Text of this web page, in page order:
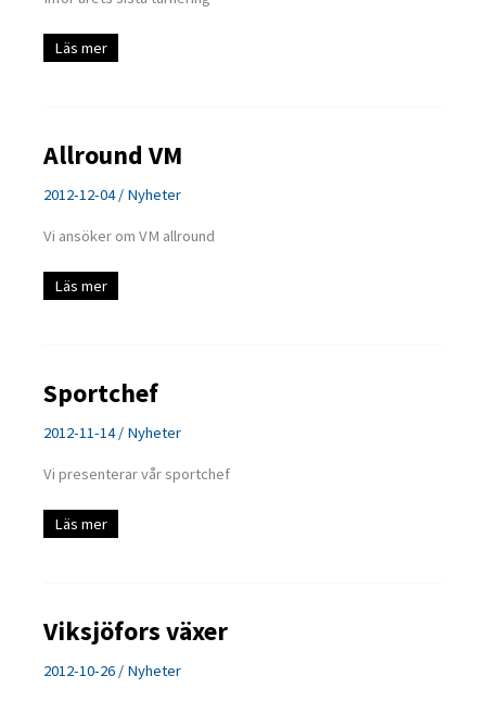
Tävlingslicens
Läs mer
Allround VM
2012-12-04/ Nyheter
Vi ansöker om VM allround
Allround
VM
Läs mer
Sportchef
2012-11-14/ Nyheter
Vi presenterar vår sportchef
Sportchef
Läs mer
Viksjöfors växer
2012-10-26 / Nyheter